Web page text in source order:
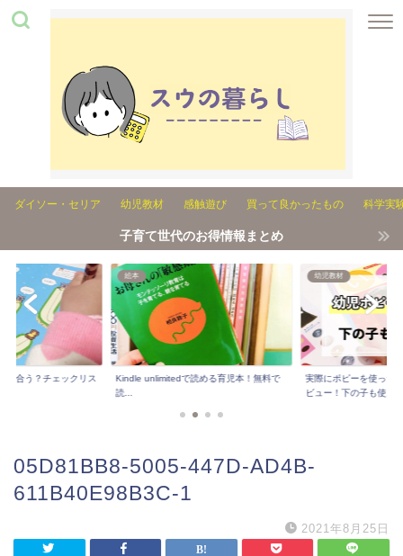
ダイソー・セリア 幼児教材 感触遊び 買って良かったもの 科学実
子育て世代のお得情報まとめ
が合う？チェックリス
絵本
Kindle unlimitedで読める育児本！無料で
読...
幼児教材
実際にポピーを使った
ビュー！下の子も使...
05D81BB8-5005-447D-AD4B-
611B40E98B3C-1
2021年8月25日